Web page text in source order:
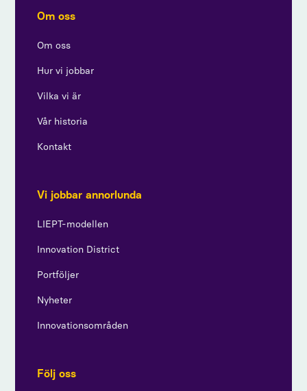
Om oss
Om oss
Hur vi jobbar
Vilka vi är
Vår historia
Kontakt
Vi jobbar annorlunda
LIEPT-modellen
Innovation District
Portföljer
Nyheter
Innovationsområden
Följ oss